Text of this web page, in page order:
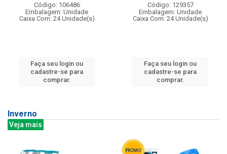
Código: 106486
Embalagem: Unidade
Caixa Com: 24 Unidade(s)
Faça seu login ou
cadastre-se para
comprar.
Código: 129357
Embalagem: Unidade
Caixa Com: 24 Unidade(s)
Faça seu login ou
cadastre-se para
comprar.
Inverno
Veja mais